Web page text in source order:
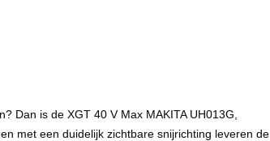
Dan is de XGT 40 V Max MAKITA UH013G,
met een duidelijk zichtbare snijrichting leveren de